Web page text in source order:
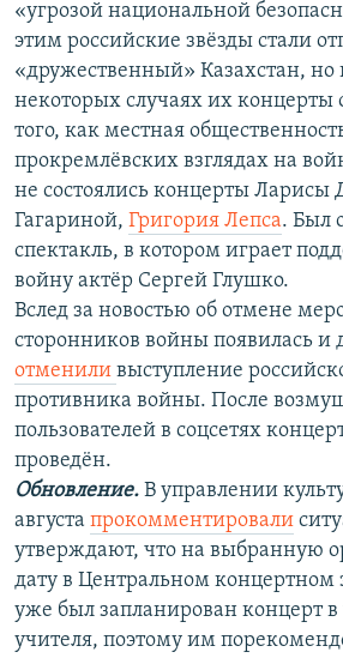
«угрозой национальной
этим российские звёзды стали
«дружественный» Казахстан, но
некоторых случаях их концерты
того, как местная
прокремлёвских взглядах на
не состоялись концерты
Гагариной, Григория Лепса. Был
спектакль, в котором играет
войну актёр Сергей Глушко.
Вслед за новостью об отмене
сторонников войны появилась и
отменили выступление
противника войны. После
пользователей в соцсетях
проведён.
Обновление. В управлении
августа прокомментировали
утверждают, что на выбранную
дату в Центральном концертном
уже был запланирован концерт в
учителя, поэтому им